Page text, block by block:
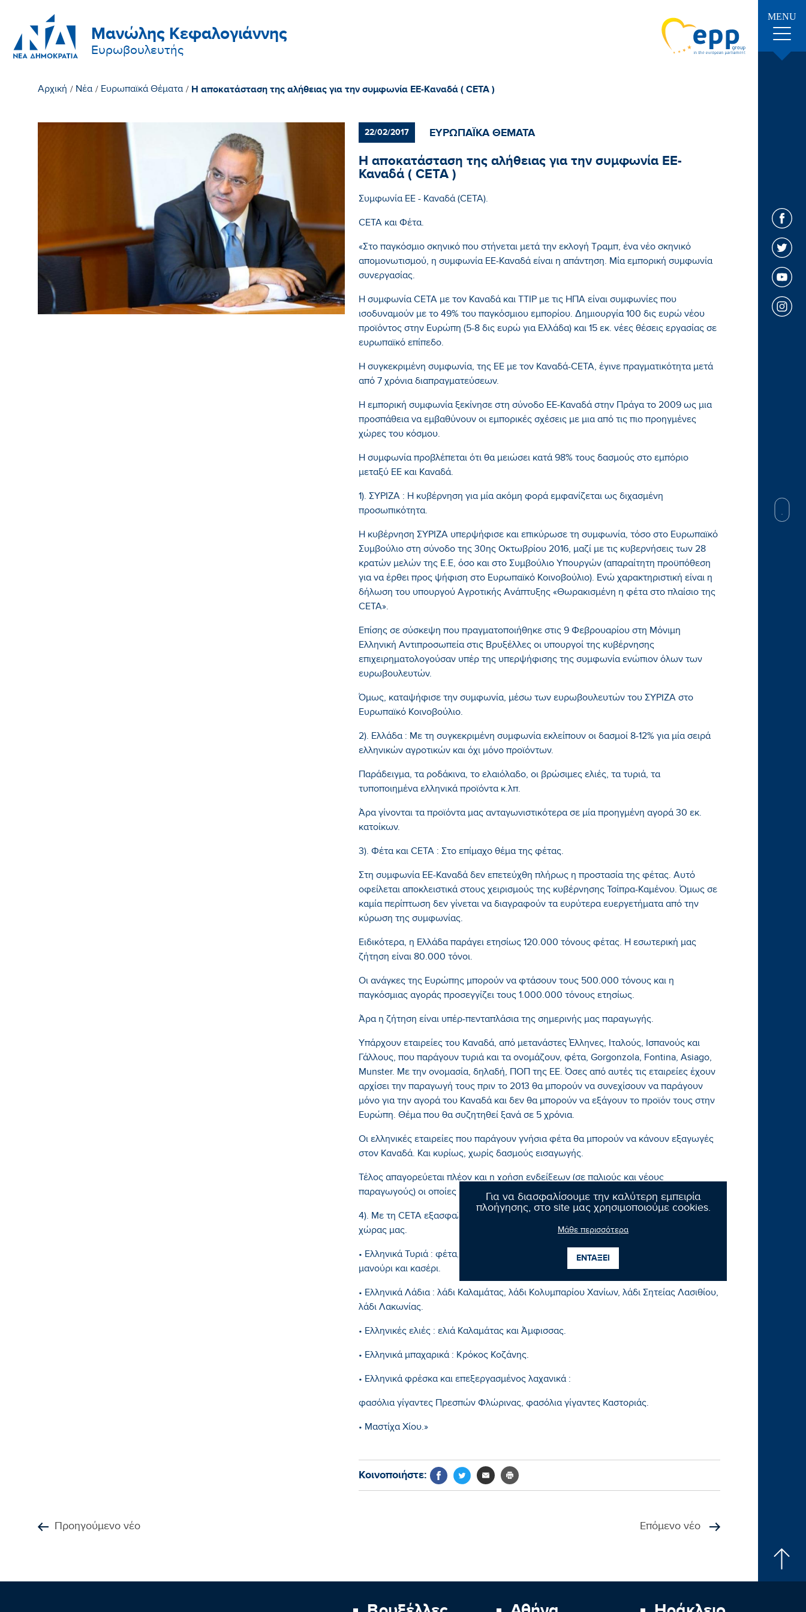
Μανώλης Κεφαλογιάννης
Ευρωβουλευτής
MENU
Για να διασφαλίσουμε την καλύτερη εμπειρία
πλοήγησης, στο site μας χρησιμοποιούμε cookies.
Μάθε περισσότερα
ΕΝΤΑΞΕΙ
Αρχική / Νέα / Ευρωπαϊκά Θέματα / Η αποκατάσταση της αλήθειας για την συμφωνία ΕΕ-Καναδά ( CETA )
22/02/2017 ΕΥΡΩΠΑΪΚΑ ΘΕΜΑΤΑ
Η αποκατάσταση της αλήθειας για την συμφωνία ΕΕ-
Καναδά ( CETA )
Συμφωνία ΕΕ - Καναδά (CETA).
CETA και Φέτα.
«Στο παγκόσμιο σκηνικό που στήνεται μετά την εκλογή Τραμπ, ένα νέο σκηνικό
απομονωτισμού, η συμφωνία ΕΕ-Καναδά είναι η απάντηση. Μία εμπορική συμφωνία
συνεργασίας.
Η συμφωνία CETA με τον Καναδά και TTIP με τις ΗΠΑ είναι συμφωνίες που
ισοδυναμούν με το 49% του παγκόσμιου εμπορίου. Δημιουργία 100 δις ευρώ νέου
προϊόντος στην Ευρώπη (5-8 δις ευρώ για Ελλάδα) και 15 εκ. νέες θέσεις εργασίας σε
ευρωπαϊκό επίπεδο.
Η συγκεκριμένη συμφωνία, της ΕΕ με τον Καναδά-CETA, έγινε πραγματικότητα μετά
από 7 χρόνια διαπραγματεύσεων.
Η εμπορική συμφωνία ξεκίνησε στη σύνοδο ΕΕ-Καναδά στην Πράγα το 2009 ως μια
προσπάθεια να εμβαθύνουν οι εμπορικές σχέσεις με μια από τις πιο προηγμένες
χώρες του κόσμου.
Η συμφωνία προβλέπεται ότι θα μειώσει κατά 98% τους δασμούς στο εμπόριο
μεταξύ ΕΕ και Καναδά.
1). ΣΥΡΙΖΑ : Η κυβέρνηση για μία ακόμη φορά εμφανίζεται ως διχασμένη
προσωπικότητα.
Η κυβέρνηση ΣΥΡΙΖΑ υπερψήφισε και επικύρωσε τη συμφωνία, τόσο στο Ευρωπαϊκό
Συμβούλιο στη σύνοδο της 30ης Οκτωβρίου 2016, μαζί με τις κυβερνήσεις των 28
κρατών μελών της Ε.Ε, όσο και στο Συμβούλιο Υπουργών (απαραίτητη προϋπόθεση
για να έρθει προς ψήφιση στο Ευρωπαϊκό Κοινοβούλιο). Ενώ χαρακτηριστική είναι η
δήλωση του υπουργού Αγροτικής Ανάπτυξης «Θωρακισμένη η φέτα στο πλαίσιο της
CETA».
Επίσης σε σύσκεψη που πραγματοποιήθηκε στις 9 Φεβρουαρίου στη Μόνιμη
Ελληνική Αντιπροσωπεία στις Βρυξέλλες οι υπουργοί της κυβέρνησης
επιχειρηματολογούσαν υπέρ της υπερψήφισης της συμφωνία ενώπιον όλων των
ευρωβουλευτών.
Όμως, καταψήφισε την συμφωνία, μέσω των ευρωβουλευτών του ΣΥΡΙΖΑ στο
Ευρωπαϊκό Κοινοβούλιο.
2). Ελλάδα : Με τη συγκεκριμένη συμφωνία εκλείπουν οι δασμοί 8-12% για μία σειρά
ελληνικών αγροτικών και όχι μόνο προϊόντων.
Παράδειγμα, τα ροδάκινα, το ελαιόλαδο, οι βρώσιμες ελιές, τα τυριά, τα
τυποποιημένα ελληνικά προϊόντα κ.λπ.
Άρα γίνονται τα προϊόντα μας ανταγωνιστικότερα σε μία προηγμένη αγορά 30 εκ.
κατοίκων.
3). Φέτα και CETA : Στο επίμαχο θέμα της φέτας.
Στη συμφωνία ΕΕ-Καναδά δεν επετεύχθη πλήρως η προστασία της φέτας. Αυτό
οφείλεται αποκλειστικά στους χειρισμούς της κυβέρνησης Τσίπρα-Καμένου. Όμως σε
καμία περίπτωση δεν γίνεται να διαγραφούν τα ευρύτερα ευεργετήματα από την
κύρωση της συμφωνίας.
Ειδικότερα, η Ελλάδα παράγει ετησίως 120.000 τόνους φέτας. Η εσωτερική μας
ζήτηση είναι 80.000 τόνοι.
Οι ανάγκες της Ευρώπης μπορούν να φτάσουν τους 500.000 τόνους και η
παγκόσμιας αγοράς προσεγγίζει τους 1.000.000 τόνους ετησίως.
Άρα η ζήτηση είναι υπέρ-πενταπλάσια της σημερινής μας παραγωγής.
Υπάρχουν εταιρείες του Καναδά, από μετανάστες Έλληνες, Ιταλούς, Ισπανούς και
Γάλλους, που παράγουν τυριά και τα ονομάζουν, φέτα, Gorgonzola, Fontina, Asiago,
Munster. Με την ονομασία, δηλαδή, ΠΟΠ της ΕΕ. Όσες από αυτές τις εταιρείες έχουν
αρχίσει την παραγωγή τους πριν το 2013 θα μπορούν να συνεχίσουν να παράγουν
μόνο για την αγορά του Καναδά και δεν θα μπορούν να εξάγουν το προϊόν τους στην
Ευρώπη. Θέμα που θα συζητηθεί ξανά σε 5 χρόνια.
Οι ελληνικές εταιρείες που παράγουν γνήσια φέτα θα μπορούν να κάνουν εξαγωγές
στον Καναδά. Και κυρίως, χωρίς δασμούς εισαγωγής.
Τέλος απαγορεύεται πλέον και η χρήση ενδείξεων (σε παλιούς και νέους
παραγωγούς) οι οποίες να παραπέμπουν στην Ελλάδα.
4). Με τη CETA εξασφαλίζεται η πλήρης προστασία για σειρά προϊόντων ΠΟΠ της
χώρας μας.
• Ελληνικά Τυριά : φέτα, κεφαλογραβιέρα, γραβιέρα Κρήτης, γραβιέρα Νάξου,
μανούρι και κασέρι.
• Ελληνικά Λάδια : λάδι Καλαμάτας, λάδι Κολυμπαρίου Χανίων, λάδι Σητείας Λασιθίου,
λάδι Λακωνίας.
• Ελληνικές ελιές : ελιά Καλαμάτας και Άμφισσας.
• Ελληνικά μπαχαρικά : Κρόκος Κοζάνης.
• Ελληνικά φρέσκα και επεξεργασμένος λαχανικά :
φασόλια γίγαντες Πρεσπών Φλώρινας, φασόλια γίγαντες Καστοριάς.
• Μαστίχα Χίου.»
Κοινοποιήστε:
Προηγούμενο νέο Επόμενο νέο